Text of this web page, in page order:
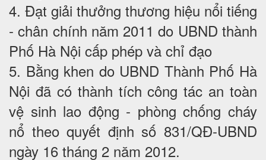
4. Đạt giải thưởng thương hiệu nổi tiếng
- chân chính năm 2011 do UBND thành
Phố Hà Nội cấp phép và chỉ đạo
5. Bằng khen do UBND Thành Phố Hà
Nội đã có thành tích công tác an toàn
vệ sinh lao động - phòng chống cháy
nổ theo quyết định số 831/QĐ-UBND
ngày 16 tháng 2 năm 2012.